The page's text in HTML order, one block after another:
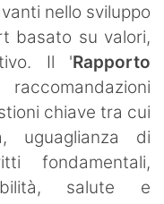
nello sviluppo
basato su valori,
Il 'Rapporto
chiave tra cui
uguaglianza di
fondamentali,
salute e